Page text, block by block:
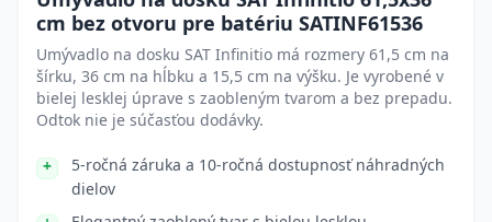
cm bez otvoru pre batériu SATINF61536
Umývadlo na dosku SAT Infinitio má rozmery 61,5 cm na
šírku, 36 cm na hĺbku a 15,5 cm na výšku. Je vyrobené v
bielej lesklej úprave s zaobleným tvarom a bez prepadu.
Odtok nie je súčasťou dodávky.
5-ročná záruka a 10-ročná dostupnosť náhradných
dielov